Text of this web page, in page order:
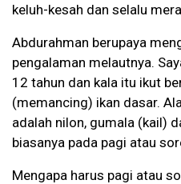
keluh-kesah dan selalu
Abdurahman berupaya
pengalaman melautnya.
12 tahun dan kala itu ikut
(memancing) ikan dasar.
adalah nilon, gumala (kail)
biasanya pada pagi atau
Mengapa harus pagi atau